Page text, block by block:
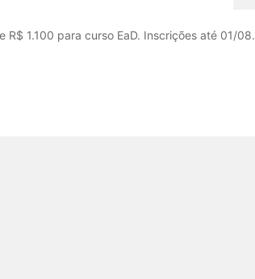
1.100 para curso EaD. Inscrições até 01/08.